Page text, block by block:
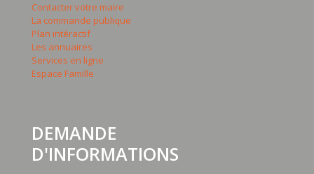
Contacter votre maire
La commande publique
Plan intéractif
Les annuaires
Services en ligne
Espace Famille
DEMANDE
D'INFORMATIONS